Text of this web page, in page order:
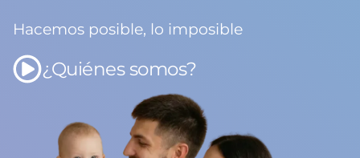
Hacemos posible, lo imposible
¿Quiénes somos?